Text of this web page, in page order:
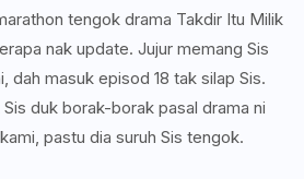
tengok drama Takdir Itu Milik
nak update. Jujur memang Sis
dah masuk episod 18 tak silap Sis.
duk borak-borak pasal drama ni
pastu dia suruh Sis tengok.